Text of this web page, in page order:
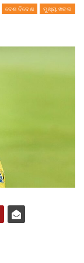
ଦେଶ ବିଦେଶ ମୁଖ୍ୟ ଖବର